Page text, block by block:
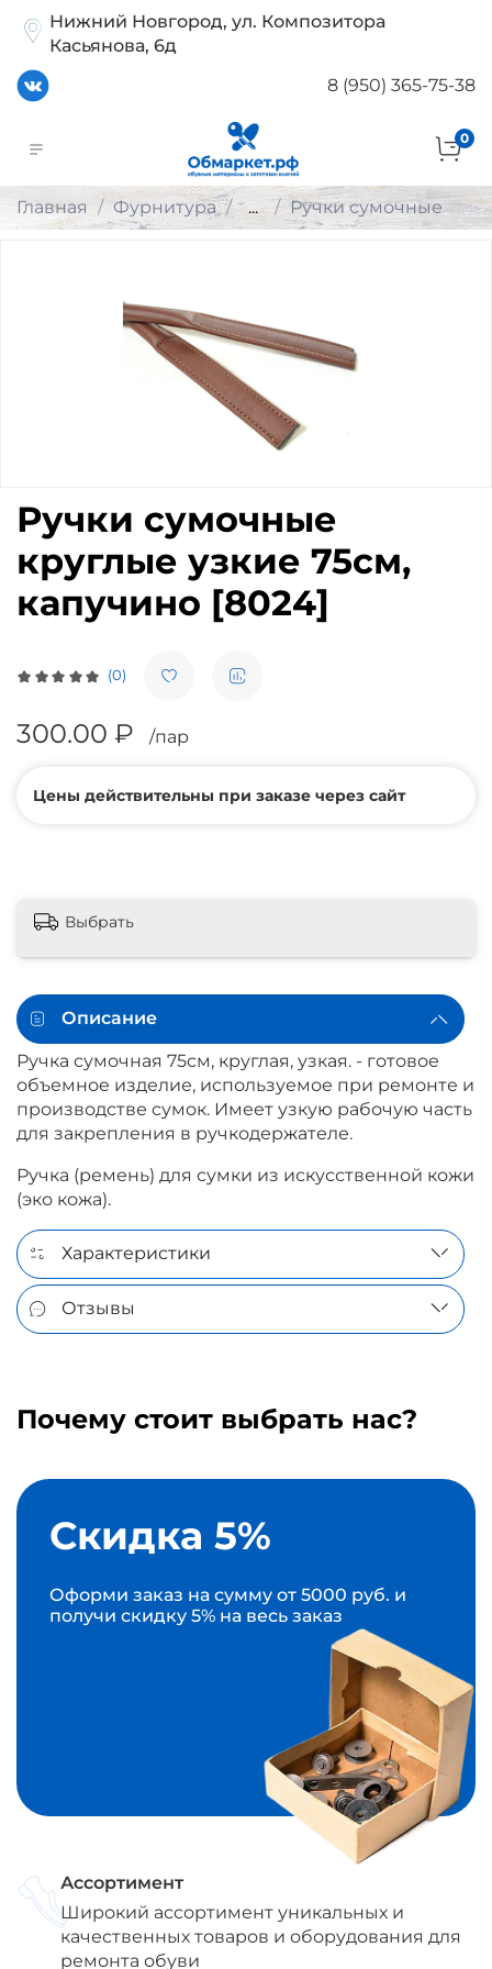
Нижний Новгород, ул. Композитора
Касьянова, 6д
8 (950) 365-75-38
0
Главная Фурнитура ... Ручки сумочные
(0)
Ручки сумочные
круглые узкие 75см,
капучино [8024]
300.00 ₽ /пар
Цены действительны при заказе через сайт
Выбрать
Описание
Ручка сумочная 75см, круглая, узкая. - готовое
объемное изделие, используемое при ремонте и
производстве сумок. Имеет узкую рабочую часть
для закрепления в ручкодержателе.
Ручка (ремень) для сумки из искусственной кожи
(эко кожа).
Характеристики
Отзывы
Почему стоит выбрать нас?
Скидка 5%
Оформи заказ на сумму от 5000 руб. и
получи скидку 5% на весь заказ
Ассортимент
Широкий ассортимент уникальных и
качественных товаров и оборудования для
ремонта обуви